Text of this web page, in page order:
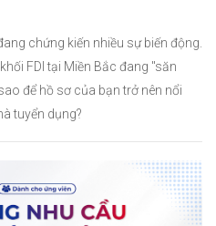
chứng kiến nhiều sự biến động.
FDI tại Miền Bắc đang "săn
để hồ sơ của bạn trở nên nổi
tuyển dụng?